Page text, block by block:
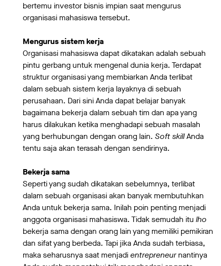
bertemu investor bisnis impian saat mengurus
organisasi mahasiswa tersebut.
Mengurus sistem kerja
Organisasi mahasiswa dapat dikatakan adalah sebuah
pintu gerbang untuk mengenal dunia kerja. Terdapat
struktur organisasi yang membiarkan Anda terlibat
dalam sebuah sistem kerja layaknya di sebuah
perusahaan. Dari sini Anda dapat belajar banyak
bagaimana bekerja dalam sebuah tim dan apa yang
harus dilakukan ketika menghadapi sebuah masalah
yang berhubungan dengan orang lain. Soft skillAnda
tentu saja akan terasah dengan sendirinya.
Bekerja sama
Seperti yang sudah dikatakan sebelumnya, terlibat
dalam sebuah organisasi akan banyak membutuhkan
Anda untuk bekerja sama. Inilah poin penting menjadi
anggota organisasi mahasiswa. Tidak semudah itu lho
bekerja sama dengan orang lain yang memiliki pemikiran
dan sifat yang berbeda. Tapi jika Anda sudah terbiasa,
maka seharusnya saat menjadientrepreneurnantinya